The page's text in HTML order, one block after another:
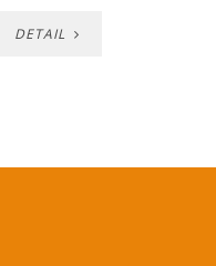
DETAIL